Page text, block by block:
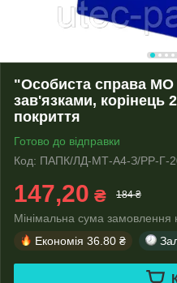
"Особиста справа МО
зав'язками, корінець
покриття
Готово до відправки
Код: ПАПК/ЛД-МТ-А4-З/PP-Г-
147,20 ₴ 184 ₴
Мінімальна сума замовлення
Економія 36.80 ₴